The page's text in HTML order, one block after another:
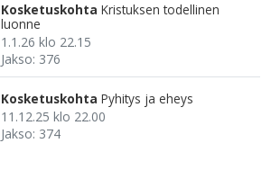
Kosketuskohta Kristuksen todellinen
luonne
1.1.26 klo 22.15
Jakso: 376
Kosketuskohta Pyhitys ja eheys
11.12.25 klo 22.00
Jakso: 374